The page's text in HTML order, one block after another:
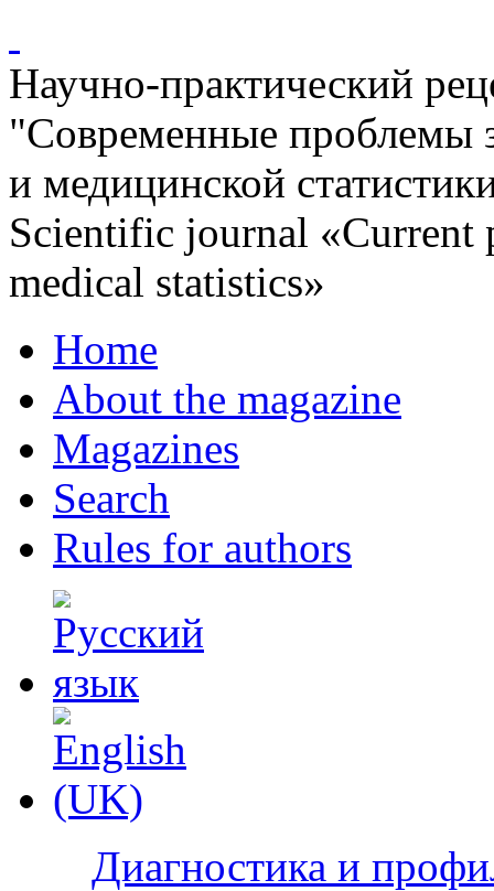
Научно-практический
"Современные проблемы
и медицинской
Scientific journal «Current
medical statistics»
Home
About the magazine
Magazines
Search
Rules for authors
Диагностика и